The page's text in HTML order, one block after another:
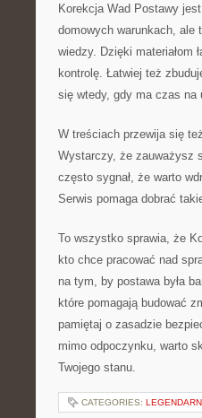
Korekcja Wad Postawy
domowych warunkach,
wiedzy. Dzięki materiałom
kontrolę. Łatwiej też
się wtedy, gdy ma czas na
W treściach przewija się
Wystarczy, że zauważysz
często sygnał, że warto
Serwis pomaga dobrać
To wszystko sprawia, że
kto chce pracować nad
na tym, by postawa była
które pomagają budować
pamiętaj o zasadzie
mimo odpoczynku, warto
Twojego stanu.
CATEGORIES: